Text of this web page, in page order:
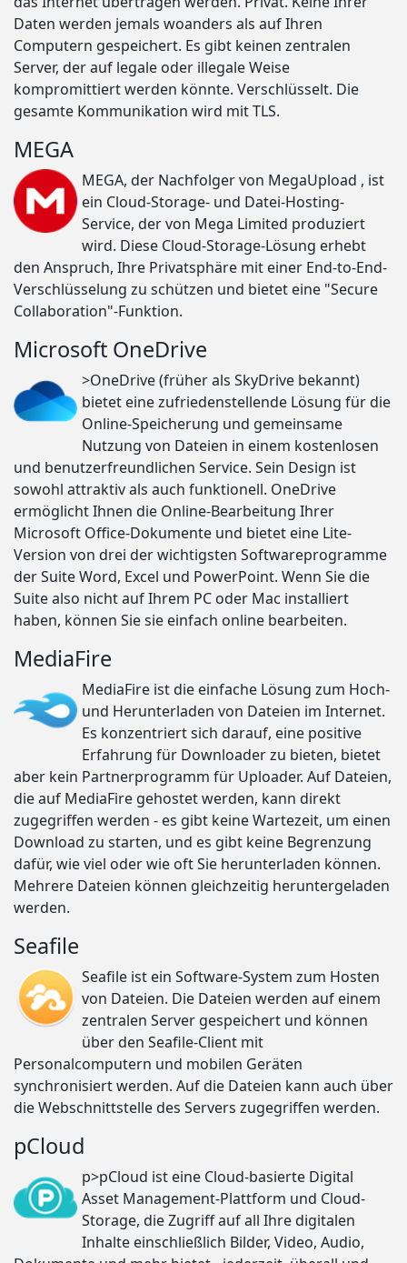
Daten werden jemals woanders als auf Ihren
Computern gespeichert. Es gibt keinen zentralen
Server, der auf legale oder illegale Weise
kompromittiert werden könnte. Verschlüsselt. Die
gesamte Kommunikation wird mit TLS.
MEGA
MEGA, der Nachfolger von MegaUpload , ist
ein Cloud-Storage- und Datei-Hosting-
Service, der von Mega Limited produziert
wird. Diese Cloud-Storage-Lösung erhebt
den Anspruch, Ihre Privatsphäre mit einer End-to-End-
Verschlüsselung zu schützen und bietet eine "Secure
Collaboration"-Funktion.
Microsoft OneDrive
>OneDrive (früher als SkyDrive bekannt)
bietet eine zufriedenstellende Lösung für die
Online-Speicherung und gemeinsame
Nutzung von Dateien in einem kostenlosen
und benutzerfreundlichen Service. Sein Design ist
sowohl attraktiv als auch funktionell. OneDrive
ermöglicht Ihnen die Online-Bearbeitung Ihrer
Microsoft Office-Dokumente und bietet eine Lite-
Version von drei der wichtigsten Softwareprogramme
der Suite Word, Excel und PowerPoint. Wenn Sie die
Suite also nicht auf Ihrem PC oder Mac installiert
haben, können Sie sie einfach online bearbeiten.
MediaFire
MediaFire ist die einfache Lösung zum Hoch-
und Herunterladen von Dateien im Internet.
Es konzentriert sich darauf, eine positive
Erfahrung für Downloader zu bieten, bietet
aber kein Partnerprogramm für Uploader. Auf Dateien,
die auf MediaFire gehostet werden, kann direkt
zugegriffen werden - es gibt keine Wartezeit, um einen
Download zu starten, und es gibt keine Begrenzung
dafür, wie viel oder wie oft Sie herunterladen können.
Mehrere Dateien können gleichzeitig heruntergeladen
werden.
Seafile
Seafile ist ein Software-System zum Hosten
von Dateien. Die Dateien werden auf einem
zentralen Server gespeichert und können
über den Seafile-Client mit
Personalcomputern und mobilen Geräten
synchronisiert werden. Auf die Dateien kann auch über
die Webschnittstelle des Servers zugegriffen werden.
pCloud
p>pCloud ist eine Cloud-basierte Digital
Asset Management-Plattform und Cloud-
Storage, die Zugriff auf all Ihre digitalen
Inhalte einschließlich Bilder, Video, Audio,